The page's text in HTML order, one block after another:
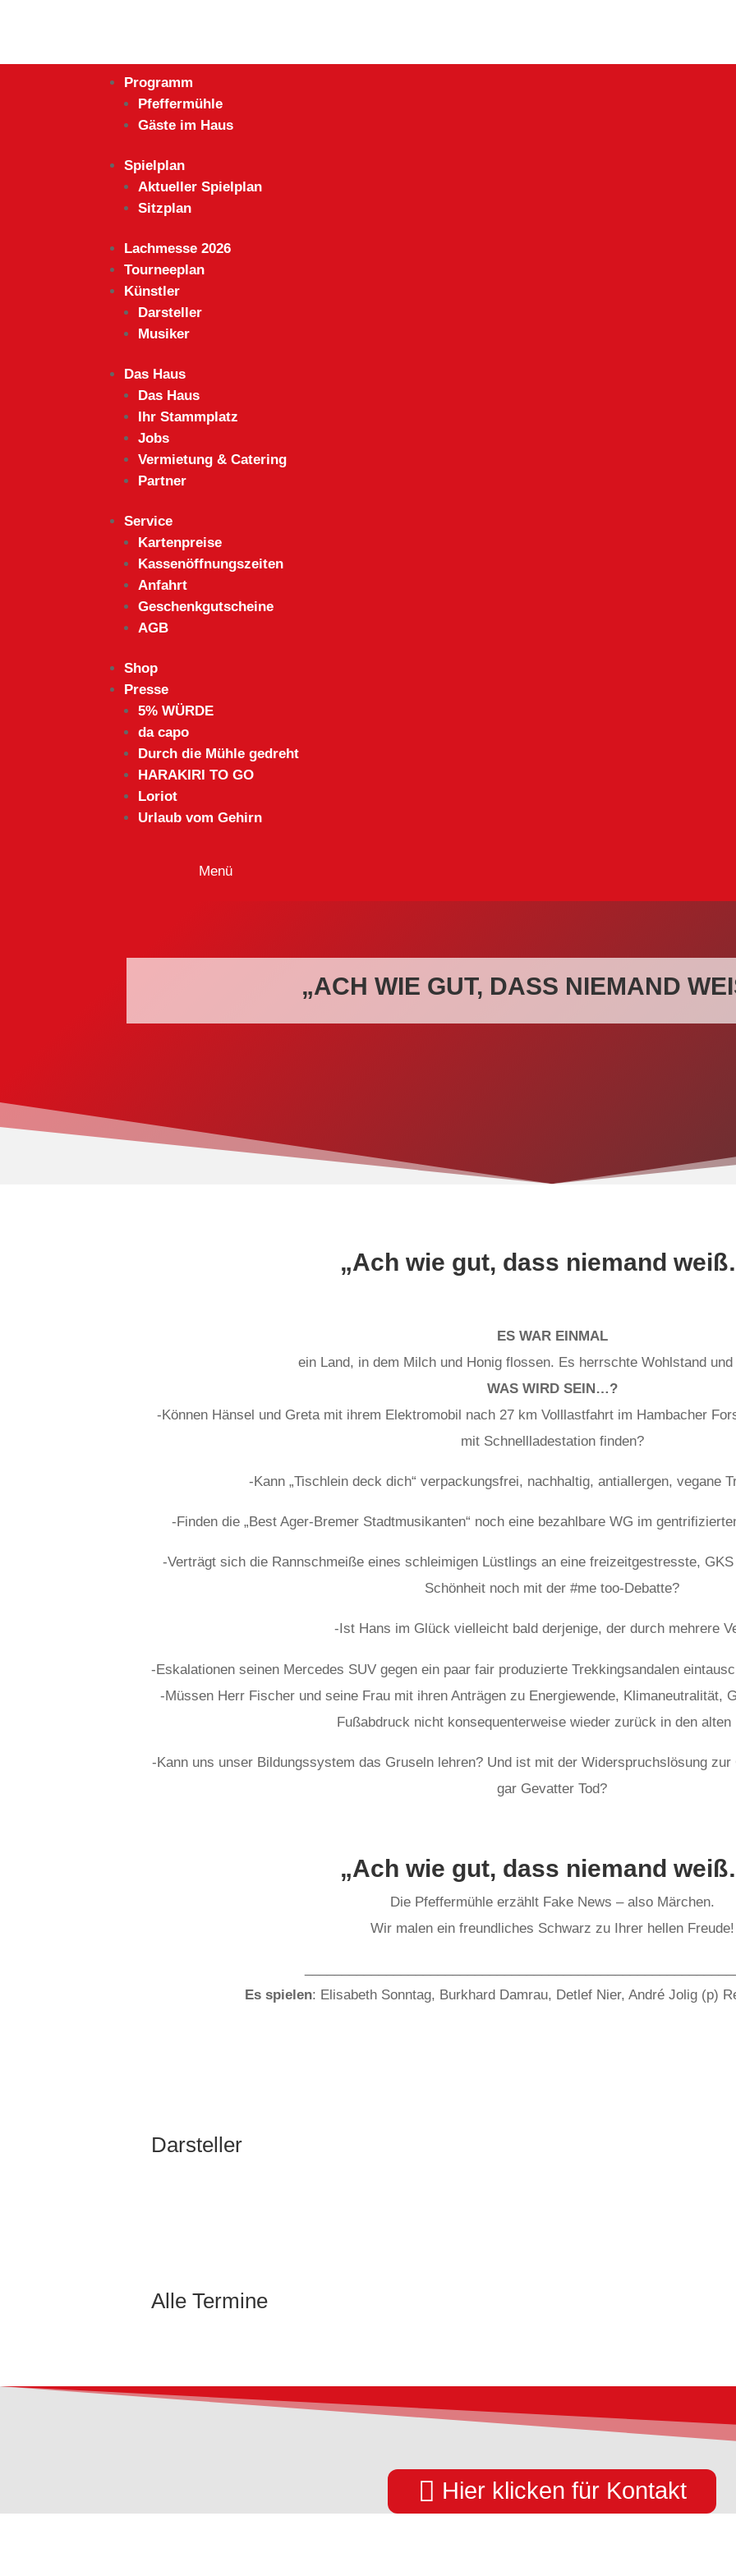
Programm
Pfeffermühle
Gäste im Haus
Spielplan
Aktueller Spielplan
Sitzplan
Lachmesse 2026
Tourneeplan
Künstler
Darsteller
Musiker
Das Haus
Das Haus
Ihr Stammplatz
Jobs
Vermietung & Catering
Partner
Service
Kartenpreise
Kassenöffnungszeiten
Anfahrt
Geschenkgutscheine
AGB
Shop
Presse
5% WÜRDE
da capo
Durch die Mühle gedreht
HARAKIRI TO GO
Loriot
Urlaub vom Gehirn
„ACH WIE GUT, DASS NIEMAND
„Ach wie gut, dass niemand
ES WAR EINMAL
ein Land, in dem Milch und Honig flossen. Es herrschte Wohlstand
WAS WIRD SEIN…?
-Können Hänsel und Greta mit ihrem Elektromobil nach 27 km Volllastfahrt im Hambacher
mit Schnellladestation finden?
-Kann „Tischlein deck dich“ verpackungsfrei, nachhaltig, antiallergen, vegane
-Finden die „Best Ager-Bremer Stadtmusikanten“ noch eine bezahlbare WG im
-Verträgt sich die Rannschmeiße eines schleimigen Lüstlings an eine freizeitgestresste,
Schönheit noch mit der #me too-Debatte?
-Ist Hans im Glück vielleicht bald derjenige, der durch mehrere
osteopathe-nyon-cabinet-monney
-Eskalationen seinen Mercedes SUV gegen ein paar fair produzierte Trekkingsandalen
-Müssen Herr Fischer und seine Frau mit ihren Anträgen zu Energiewende, Klimaneutralität,
Fußabdruck nicht konsequenterweise wieder zurück in den alten
-Kann uns unser Bildungssystem das Gruseln lehren? Und ist mit der Widerspruchslösung
gar Gevatter Tod?
„Ach wie gut, dass niemand
Die Pfeffermühle erzählt Fake News – also Märchen.
Wir malen ein freundliches Schwarz zu Ihrer hellen Freude!
Es spielen: Elisabeth Sonntag, Burkhard Damrau, Detlef Nier, André Jolig (p)
Darsteller
Alle Termine
 Hier klicken für Kontakt